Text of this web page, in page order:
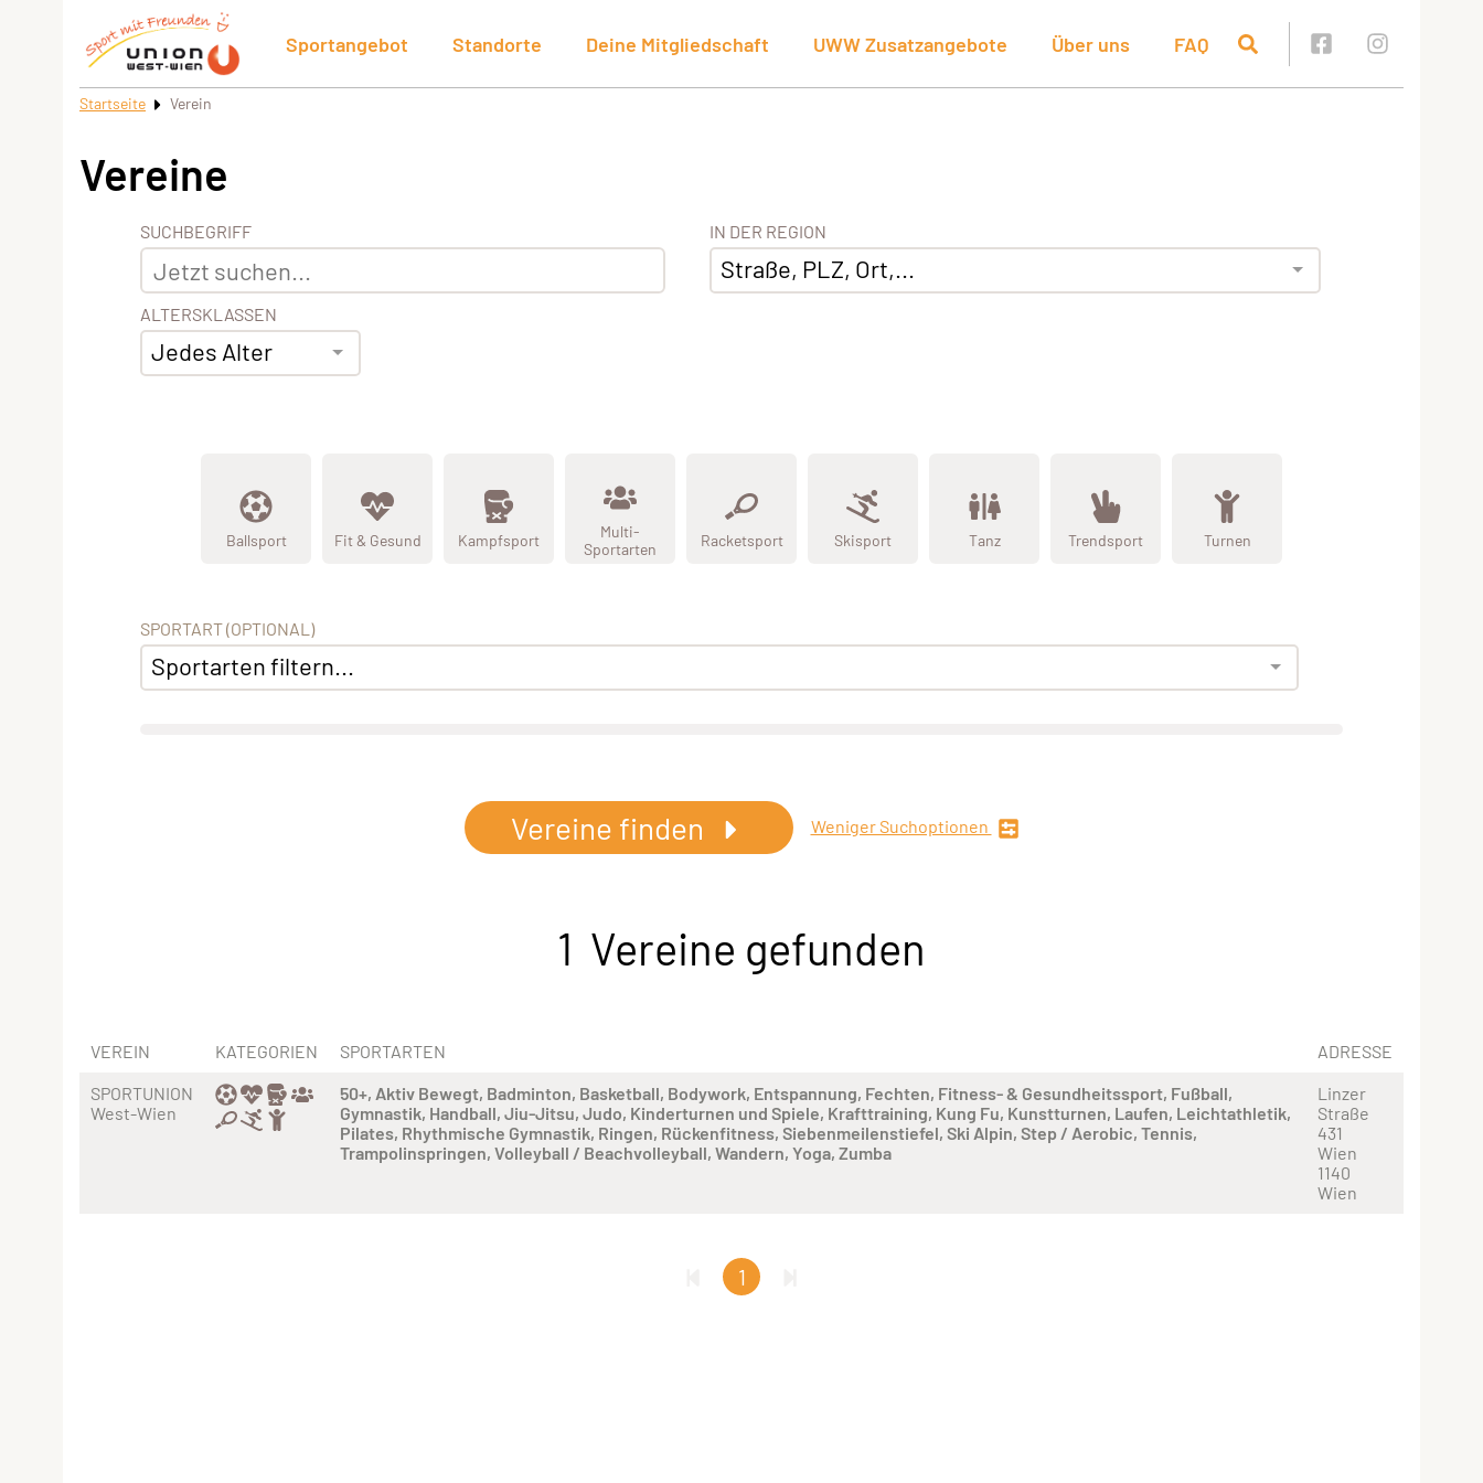
Sportangebot Standorte Deine Mitgliedschaft UWW Zusatzangebote Über uns FAQ
Startseite Verein
Vereine
SUCHBEGRIFF
ALTERSKLASSEN
Jedes Alter
IN DER REGION
Straße, PLZ, Ort,...
Ballsport Fit & Gesund Kampfsport
Multi-
Sportarten
Racketsport Skisport Tanz Trendsport Turnen
SPORTART (OPTIONAL)
Sportarten filtern...
Vereine finden Weniger Suchoptionen
1 Vereine gefunden
VEREIN KATEGORIEN SPORTARTEN
ADRESSE
SPORTUNION
West-Wien
50+ Aktiv Bewegt Badminton Basketball Bodywork Entspannung Fechten Fitness- & Gesundheitssport Fußball
Gymnastik Handball Jiu-Jitsu Judo Kinderturnen und Spiele Krafttraining Kung Fu Kunstturnen Laufen Leichtathletik
Pilates Rhythmische Gymnastik Ringen Rückenfitness Siebenmeilenstiefel Ski Alpin Step / Aerobic Tennis
Trampolinspringen Volleyball / Beachvolleyball Wandern Yoga Zumba
Linzer
Straße
431
Wien
1140
Wien
1